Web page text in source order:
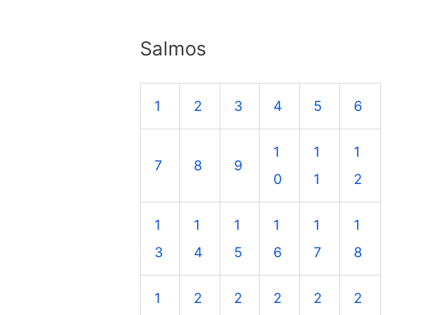
Salmos
1 2 3 4 5 6
7 8 9
1
0
1
1
1
2
1
3
1
4
1
5
1
6
1
7
1
8
1
2
2
2
2
2